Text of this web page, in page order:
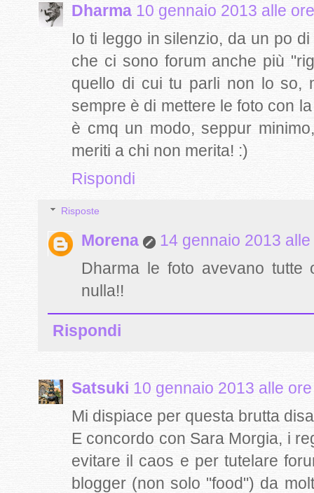
Dharma 10 gennaio 2013 alle
Io ti leggo in silenzio, da un po
che ci sono forum anche più
quello di cui tu parli non lo so,
sempre è di mettere le foto con
è cmq un modo, seppur
meriti a chi non merita! :)
Rispondi
Risposte
Morena
14 gennaio 2013
Dharma le foto avevano tutte
nulla!!
Rispondi
Satsuki 10 gennaio 2013 alle
Mi dispiace per questa brutta
E concordo con Sara Morgia, i
evitare il caos e per tutelare
blogger (non solo "food") da